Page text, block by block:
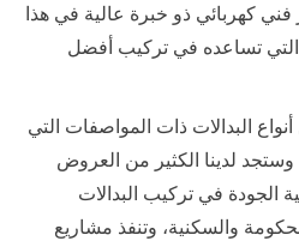
كهربائي ذو خبرة عالية في هذا
التي تساعده في تركيب أفضل
البدالات ذات المواصفات التي
وستجد لدينا الكثير من العروض
الجودة في تركيب البدالات
والسكنية، وتنفذ مشاريع